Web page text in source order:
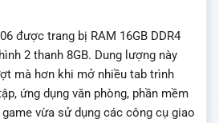
được trang bị RAM 16GB DDR4
2 thanh 8GB. Dung lượng này
mà hơn khi mở nhiều tab trình
ứng dụng văn phòng, phần mềm
vừa sử dụng các công cụ giao